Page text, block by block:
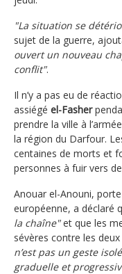
"La situation se
sujet de la guerre,
ouvert un nouveau
conflit".
Il n’y a pas eu de
assiégé el-Fasher
prendre la ville à
la région du Darfour.
centaines de morts et
personnes à fuir vers
Anouar el-Anouni,
européenne, a déclaré
la chaîne"et que les
sévères contre les
n’est pas un geste
graduelle et